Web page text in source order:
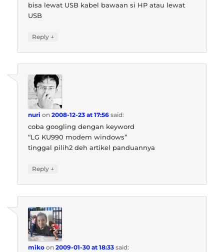
bisa lewat USB kabel bawaan si HP atau lewat
USB
Reply ↓
nuri on2008-12-23 at 17:56 said:
coba googling dengan keyword
“LG KU990 modem windows”
tinggal pilih2 deh artikel panduannya
Reply ↓
miko on2009-01-30 at 18:33 said: